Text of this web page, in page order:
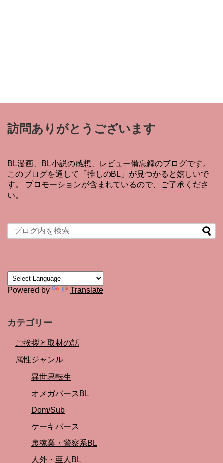
訪問ありがとうございます
BL漫画、BL小説の感想、レビュー備忘録のブログです。
このブログを通して「推しのBL」が見つかると嬉しいで
す。 プロモーションが含まれているので、ご了承くださ
い。
Powered by Translate
カテゴリー
ご挨拶と取材の話
属性ジャンル
異世界転生
オメガバースBL
Dom/Sub
ケーキバース
裏稼業・警察系BL
人外・亜人BL